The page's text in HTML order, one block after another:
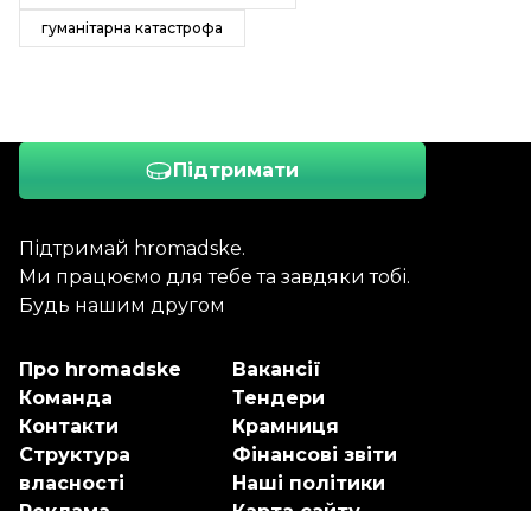
гуманітарна катастрофа
Підтримати
Підтримай hromadske.
Ми працюємо для тебе та завдяки тобі.
Будь нашим другом
Про hromadske
Команда
Контакти
Структура
власності
Вакансії
Тендери
Крамниця
Фінансові звіти
Наші політики